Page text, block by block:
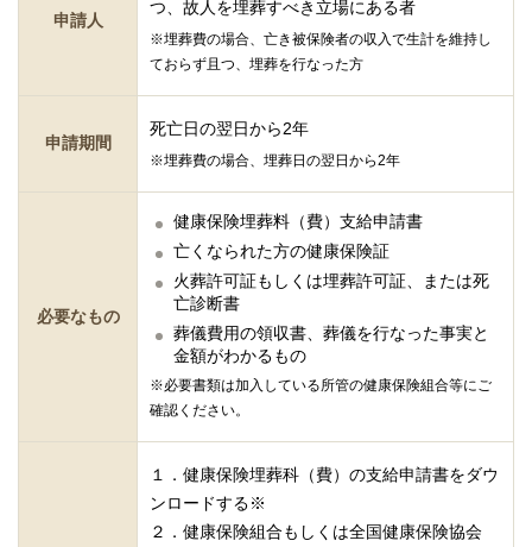
申請人
つ、故人を埋葬すべき立場にある者
※埋葬費の場合、亡き被保険者の収入で生計を維持し
ておらず且つ、埋葬を行なった方
申請期間
死亡日の翌日から2年
※埋葬費の場合、埋葬日の翌日から2年
必要なもの
健康保険埋葬料（費）支給申請書
亡くなられた方の健康保険証
火葬許可証もしくは埋葬許可証、または死
亡診断書
葬儀費用の領収書、葬儀を行なった事実と
金額がわかるもの
※必要書類は加入している所管の健康保険組合等にご
確認ください。
１．健康保険埋葬科（費）の支給申請書をダウ
ンロードする※
２．健康保険組合もしくは全国健康保険協会